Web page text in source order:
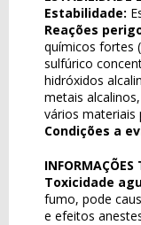
Estabilidade:
Reações
químicos fortes
sulfúrico
hidróxidos
metais
vários materiais
Condições a
INFORMAÇÕES
Toxicidade
fumo, pode
e efeitos